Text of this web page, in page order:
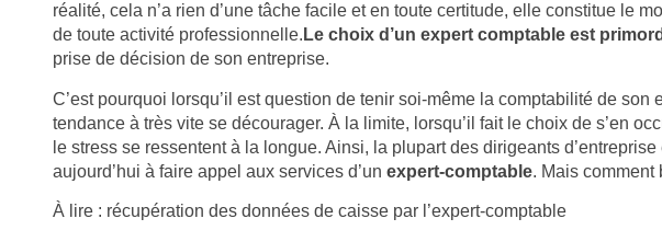
réalité, cela n’a rien d’une tâche facile et en toute certitude, elle constitue le
de toute activité professionnelle. Le choix d’un expert comptable est
prise de décision de son entreprise.
C’est pourquoi lorsqu’il est question de tenir soi-même la comptabilité de son
tendance à très vite se décourager. À la limite, lorsqu’il fait le choix de s’en
le stress se ressentent à la longue. Ainsi, la plupart des dirigeants
aujourd’hui à faire appel aux services d’un expert-comptable. Mais comment
À lire : récupération des données de caisse par l’expert-comptable